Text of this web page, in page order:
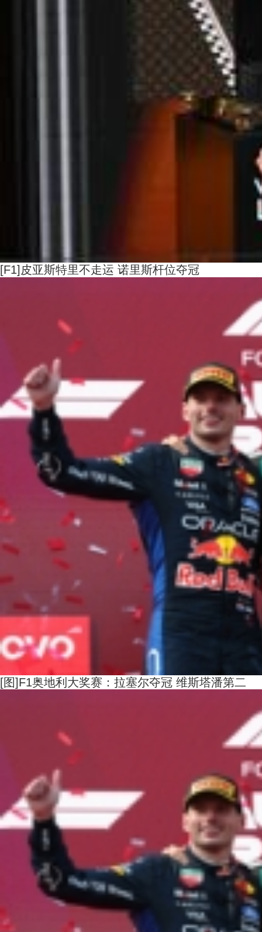
[F1]皮亚斯特里不走运 诺里斯杆位夺冠
[图]F1奥地利大奖赛：拉塞尔夺冠 维斯塔潘第二